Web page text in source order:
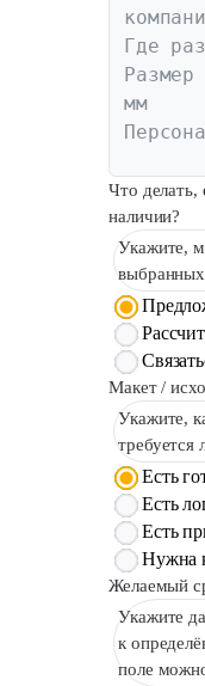
Что делать,
наличии?
Укажите,
выбранных
Макет /
Укажите,
требуется
Есть
Есть
Есть
Нужна
Желаемый
Укажите
к
поле